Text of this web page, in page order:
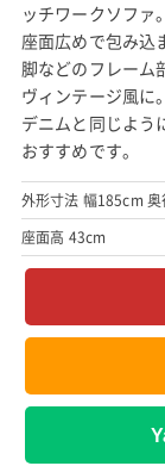
ッチワークソファ。
座面広めで包み込
脚などのフレーム
ヴィンテージ風に。
デニムと同じよう
おすすめです。
外形寸法 幅185cm
座面高 43cm